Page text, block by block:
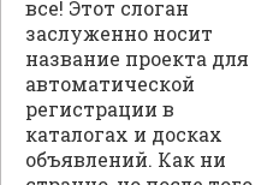
все! Этот слоган
заслуженно носит
название проекта для
автоматической
регистрации в
каталогах и досках
объявлений. Как ни